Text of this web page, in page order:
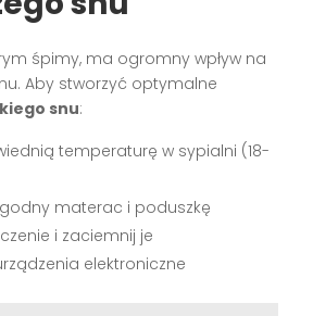
śpimy, ma ogromny wpływ na
Aby stworzyć optymalne
snu:
temperaturę w sypialni (18-
materac i poduszkę
i zaciemnij je
elektroniczne